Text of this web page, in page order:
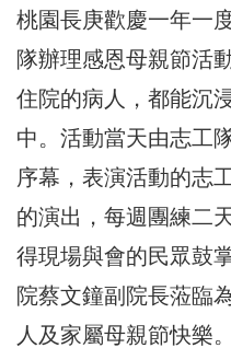
桃園長庚歡慶一年一
隊辦理感恩母親節活
住院的病人，都能沉
中。活動當天由志工
序幕，表演活動的志
的演出，每週團練二
得現場與會的民眾鼓
院蔡文鐘副院長蒞臨
人及家屬母親節快樂。